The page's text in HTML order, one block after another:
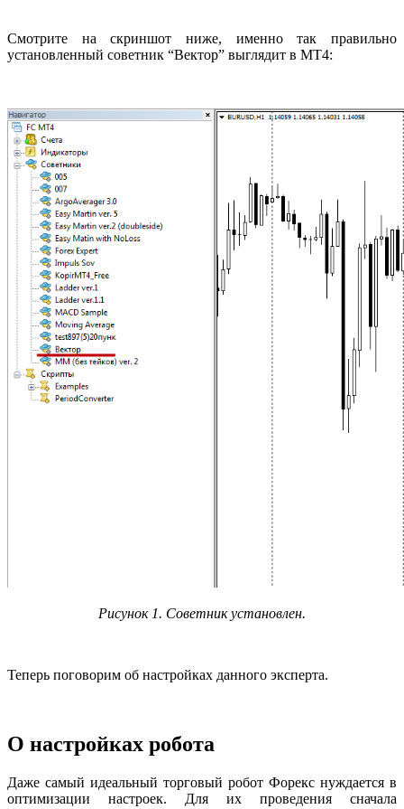
Смотрите на скриншот ниже, именно так правильно
установленный советник “Вектор” выглядит в МТ4:
Рисунок 1. Советник установлен.
Теперь поговорим об настройках данного эксперта.
О настройках робота
Даже самый идеальный торговый робот Форекс нуждается в
оптимизации настроек. Для их проведения сначала